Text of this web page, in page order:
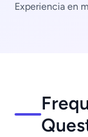
Experiencia en